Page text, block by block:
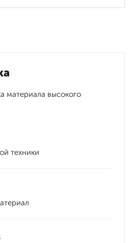
материала высокого
техники